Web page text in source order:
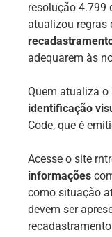
resolução 4.799
atualizou regras
adequarem às
Quem atualiza o
identificação
Code, que é
Acesse o site
informações
como situação
devem ser